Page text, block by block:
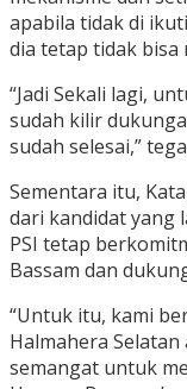
apabila tidak di
dia tetap tidak bisa
“Jadi Sekali lagi,
sudah kilir
sudah selesai,”
Sementara itu,
dari kandidat yang
PSI tetap
Bassam dan
“Untuk itu, kami
Halmahera
semangat untuk